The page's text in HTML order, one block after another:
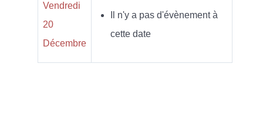
Vendredi
20
Décembre
Il n'y a pas d'évènement à
cette date